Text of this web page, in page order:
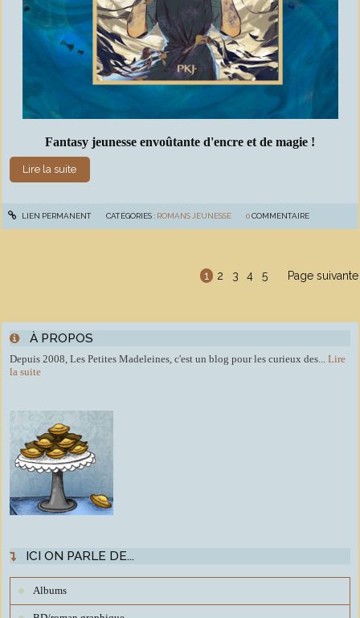
À PROPOS
Depuis 2008, Les Petites Madeleines, c'est un blog pour les curieux des...
Lire
la suite
ICI ON PARLE DE...
Albums
Fantasy jeunesse envoûtante d'encre et de magie !
Lire la suite
LIEN PERMANENT CATÉGORIES : ROMANS JEUNESSE 0COMMENTAIRE
1 2 3 4 5 Page suivante